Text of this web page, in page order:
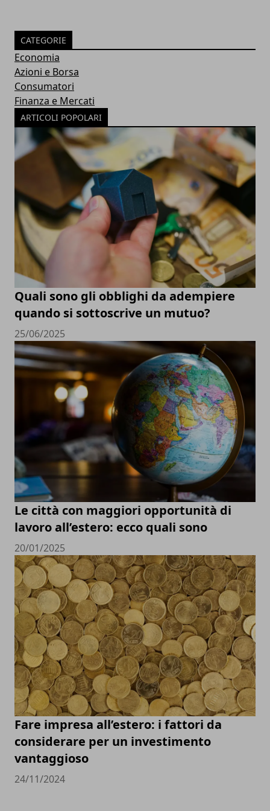
CATEGORIE
Economia
Azioni e Borsa
Consumatori
Finanza e Mercati
ARTICOLI POPOLARI
Quali sono gli obblighi da adempiere
quando si sottoscrive un mutuo?
25/06/2025
Le città con maggiori opportunità di
lavoro all’estero: ecco quali sono
20/01/2025
Fare impresa all’estero: i fattori da
considerare per un investimento
vantaggioso
24/11/2024